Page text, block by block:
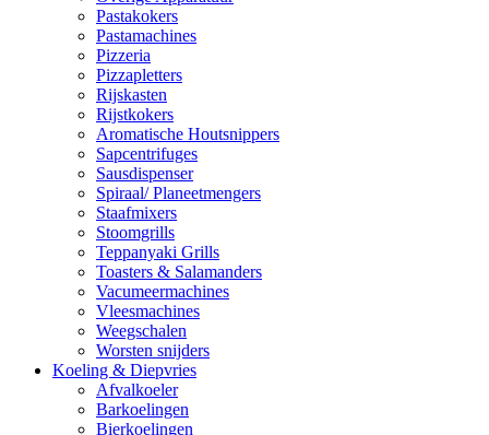
Pastakokers
Pastamachines
Pizzeria
Pizzapletters
Rijskasten
Rijstkokers
Aromatische Houtsnippers
Sapcentrifuges
Sausdispenser
Spiraal/ Planeetmengers
Staafmixers
Stoomgrills
Teppanyaki Grills
Toasters & Salamanders
Vacumeermachines
Vleesmachines
Weegschalen
Worsten snijders
Koeling & Diepvries
Afvalkoeler
Barkoelingen
Bierkoelingen